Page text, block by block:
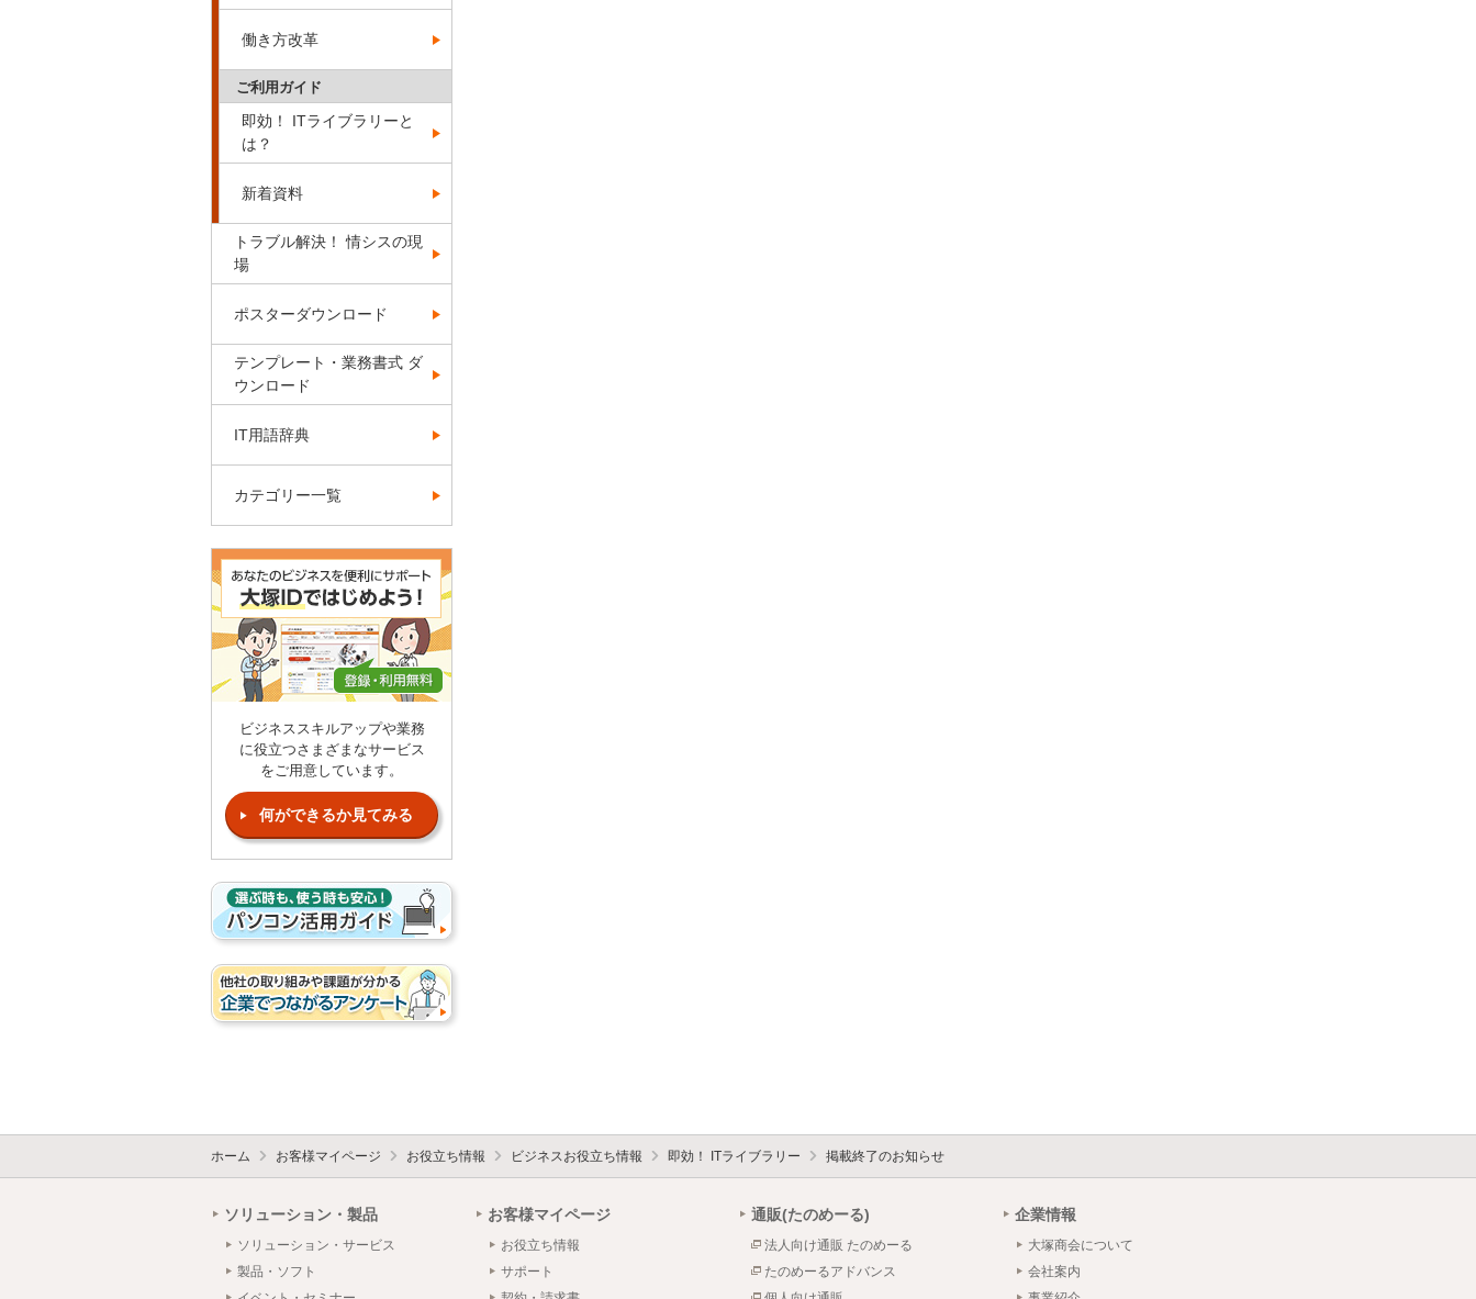
働き方改革
ご利用ガイド
即効！ ITライブラリーと
は？
新着資料
トラブル解決！ 情シスの現
場
ポスターダウンロード
テンプレート・業務書式 ダ
ウンロード
IT用語辞典
カテゴリー一覧
ビジネススキルアップや業務
に役立つさまざまなサービス
をご用意しています。
何ができるか見てみる
ホーム お客様マイページ お役立ち情報 ビジネスお役立ち情報 即効！ ITライブラリー 掲載終了のお知らせ
ソリューション・製品
ソリューション・サービス
製品・ソフト
お客様マイページ
お役立ち情報
サポート
通販(たのめーる)
法人向け通販 たのめーる
たのめーるアドバンス
企業情報
大塚商会について
会社案内